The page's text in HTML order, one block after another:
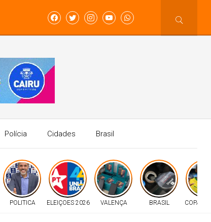
Polícia Cidades Brasil
POLITICA ELEIÇOES 2026 VALENÇA BRASIL COPA